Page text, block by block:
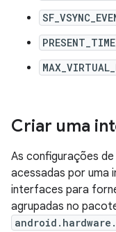
Criar uma
As configurações
acessadas por uma
interfaces para
agrupadas no